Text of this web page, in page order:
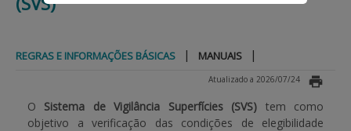
ESTATÍSTICAS
PAGAMENTOS
REGRAS E INFORMAÇÕES BÁSICAS | MANUAIS |
Atualizado a 2026/07/24
O Sistema de Vigilância Superfícies (SVS) tem como
objetivo a verificação das condições de elegibilidade